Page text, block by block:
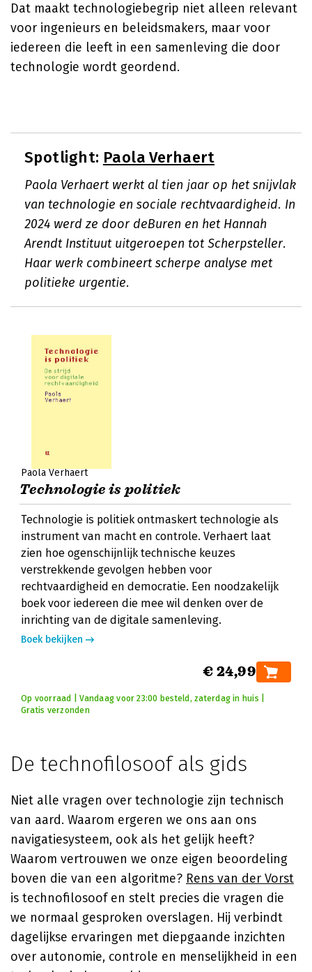
Dat maakt technologiebegrip niet alleen relevant
voor ingenieurs en beleidsmakers, maar voor
iedereen die leeft in een samenleving die door
technologie wordt geordend.
Spotlight: Paola Verhaert
Paola Verhaert werkt al tien jaar op het snijvlak
van technologie en sociale rechtvaardigheid. In
2024 werd ze door deBuren en het Hannah
Arendt Instituut uitgeroepen tot Scherpsteller.
Haar werk combineert scherpe analyse met
politieke urgentie.
Paola Verhaert
Technologie is politiek
Technologie is politiek ontmaskert technologie als
instrument van macht en controle. Verhaert laat
zien hoe ogenschijnlijk technische keuzes
verstrekkende gevolgen hebben voor
rechtvaardigheid en democratie. Een noodzakelijk
boek voor iedereen die mee wil denken over de
inrichting van de digitale samenleving.
Boek bekijken
€ 24,99
Op voorraad | Vandaag voor 23:00 besteld, zaterdag in huis |
Gratis verzonden
De technofilosoof als gids
Niet alle vragen over technologie zijn technisch
van aard. Waarom ergeren we ons aan ons
navigatiesysteem, ook als het gelijk heeft?
Waarom vertrouwen we onze eigen beoordeling
boven die van een algoritme? Rens van der Vorst
is technofilosoof en stelt precies die vragen die
we normaal gesproken overslagen. Hij verbindt
dagelijkse ervaringen met diepgaande inzichten
over autonomie, controle en menselijkheid in een